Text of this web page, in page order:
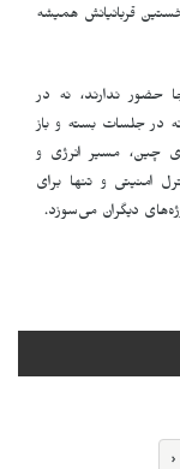
قربانیانش همیشه
حضور ندارند، نه در
در جلسات بسته‌ و باز
چین، مسیر انرژی و
امنیتی و تنها برای
دیگران می‌سوزد.
‹